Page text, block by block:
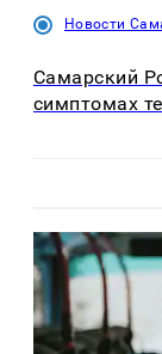
Новости
Самарский
симптомах